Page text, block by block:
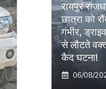
रायपुर
छात्रा को
गंभीर,
से लौटते
कैद घटना!
06/08/